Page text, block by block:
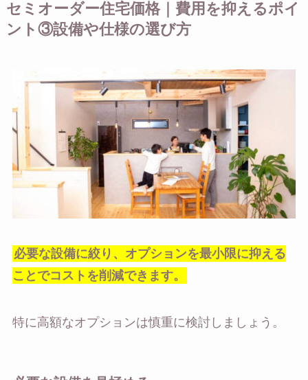
セミオーダー住宅価格｜費用を抑えるポイ
ント③設備や仕様の選び方
必要な設備に絞り、オプションを最小限に抑える
ことでコストを削減できます。
特に高額なオプションは慎重に検討しましょう。